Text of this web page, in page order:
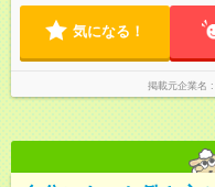
気になる！
掲載元企業名